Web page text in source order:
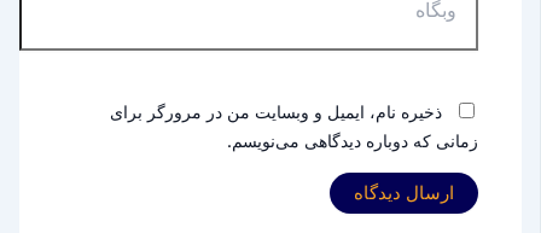
ذخیره نام، ایمیل و وبسایت من در مرورگر برای
زمانی که دوباره دیدگاهی می‌نویسم.